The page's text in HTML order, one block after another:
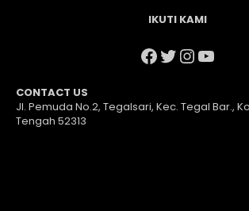
IKUTI KAMI
Facebook
Twitter
CONTACT US
Jl. Pemuda No.2, Tegalsari, Kec. Tegal Bar.,
Tengah 52313